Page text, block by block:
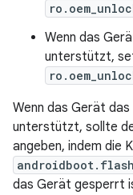
Wenn das
unterstützt,
Wenn das Gerät
unterstützt, sollte
angeben, indem die
das Gerät gesperrt